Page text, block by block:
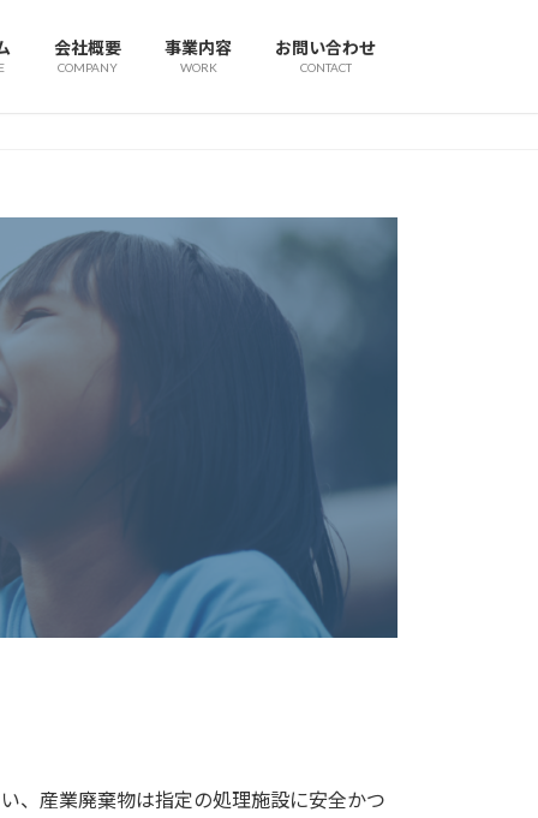
会社概要
COMPANY
事業内容
WORK
お問い合わせ
CONTACT
、産業廃棄物は指定の処理施設に安全かつ